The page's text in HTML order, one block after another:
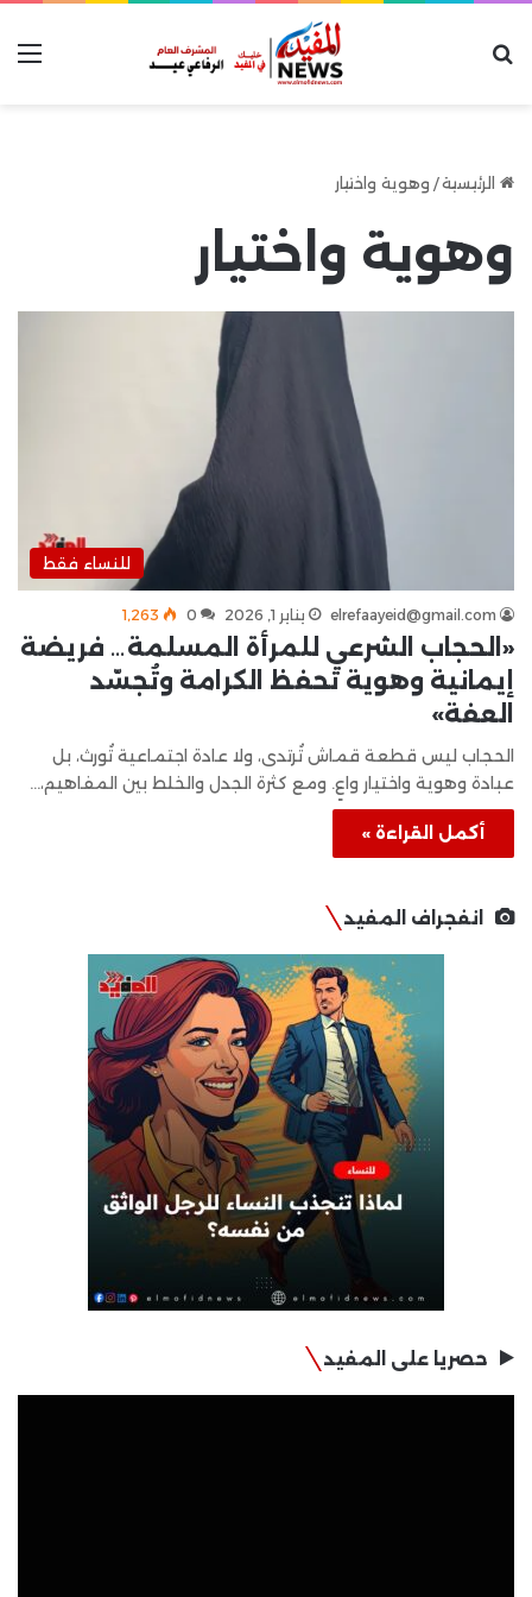
الرئيسية/ وهوية واختيار
وهوية واختيار
للنساء فقط
elrefaayeid@gmail.com يناير 1, 2026 0 1٬263
«الحجاب الشرعي للمرأة المسلمة… فريضة
إيمانية وهوية تحفظ الكرامة وتُجسّد
العفة»
الحجاب ليس قطعة قماش تُرتدى، ولا عادة اجتماعية تُورث، بل
عبادة وهوية واختيار واعٍ. ومع كثرة الجدل والخلط بين المفاهيم،…
أكمل القراءة »
انفجراف المفيد
حصريا على المفيد